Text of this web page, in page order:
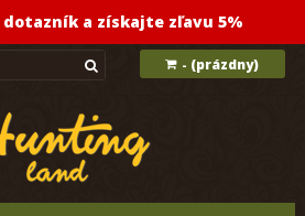
a získajte zľavu 5%
- (prázdny)